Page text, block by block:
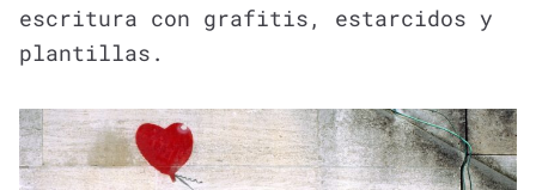
escritura con grafitis, estarcidos y
plantillas.